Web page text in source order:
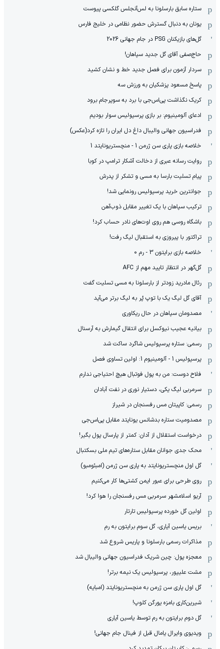
ستاره سابق بارسلونا به لس‌آنجلس گلکسی پیوست
یونان به دنبال گسترش حضور نظامی در خلیج فارس
گل‌های بازیکنان PSG در جام جهانی 2026
حاج‌صفی آقای گل جدید سپاهان!
سردار آزمون برای فصل جدید خط و نشان کشید
پاسخ مسعود پزشکیان به ورزش سه
کریک نگذاشت پی‌اس‌جی با برد به سوپرجام برود
ادعای آلومینیوم: بر بازی پرسپولیس سوار بودیم
فدراسیون جهانی والیبال داغ دل ایران را تازه کرد(عکس)
خلاصه بازی پاری سن ژرمن 1 - منچستریونایتد 1
روایت رسانه عبری از دخالت آشکار ترامپ در کوبا
پیام تسلیت بارسا به مسی و تشکر از پدرش
جوانترین خرید پرسپولیس رونمایی شد!
ترکیب سپاهان با یک تغییر مقابل ذوب‌آهن
باشگاه روسی هم روی اوت‌های نادر حساب کرد!
تراکتور با پیروزی به استقبال لیگ رفت!
خلاصه بازی برایتون 3 - رم 0
گل‌گهر در انتظار تایید مهم از ‌AFC
رئال مادرید زودتر از بارسلونا به مسی تسلیت گفت
آقای گل لیگ یک با توپ پُر به لیگ برتر می‌آید
مصدومان سپاهان در حال ریکاوری
بیانیه عجیب نیوکسل برای انتقال گیمارش به آرسنال
رسمی: ستاره پرسپولیس شاگرد ساکت شد
پرسپولیس 1 - آلومینیوم 1: اولین تساوی فصل
فلاح دوست: من به پول فوتبال هیچ احتیاجی ندارم
سرمربی لیگ یکی، دستیار نوری در نفت آبادان
رسمی: کاپیتان مس رفسنجان در شیراز
مصدومیت ستاره بدشانس یونایتد مقابل پی‌اس‌جی
درخواست استقلال از آدان: کمتر از پارسال پول بگیر!
محک جدی ‌جوانان مقابل ستاره‌های تیم ملی بسکتبال
گل اول منچستریونایتد به پاری سن ژرمن (امبئومبو)
روی طرحی برای عبور ایمن کشتی‌ها کار می‌کنیم
آریو اسلامشهر سرمربی مس رفسنجان را هوا کرد!
اولین گل خورده پرسپولیسِ تارتار
بریس یاسین آیاری، گل سوم برایتون به رم
مذاکرات رسمی بارسلونا و پاریس شروع شد
معجزه پول: چین شریک فدراسیون جهانی والیبال شد
مشت علیپور، پرسپولیس یک نیمه برتر!
گل اول پاری سن ژرمن به منچستریونایتد (امبایه)
شیرین‌کاری بامزه یورگن کلوپ!
گل دوم برایتون به رم توسط یاسین آیاری
ویدیوی وایرال یامال قبل از فینال جام جهانی!